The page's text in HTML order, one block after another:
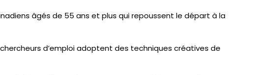
âgés de 55 ans et plus qui repoussent le départ à la
d’emploi adoptent des techniques créatives de